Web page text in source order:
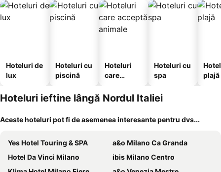
Hoteluri de
lux
Hoteluri cu
piscină
Hoteluri
care
animale
Hoteluri cu
spa
plajă
Hoteluri ieftine lângă Nordul Italiei
Aceste hoteluri pot fi de asemenea interesante pentru dvs...
Yes Hotel Touring & SPA
a&o Milano Ca Granda
Hotel Da Vinci Milano
ibis Milano Centro